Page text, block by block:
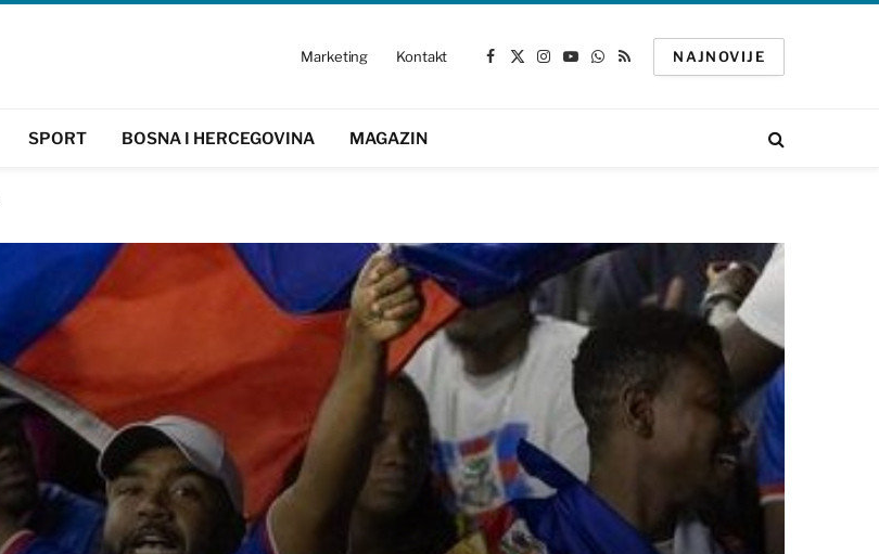
Marketing Kontakt
Facebook
X
Instagram
YouTube
WhatsApp
RSS
NAJNOVIJE
SPORT BOSNA I HERCEGOVINA MAGAZIN